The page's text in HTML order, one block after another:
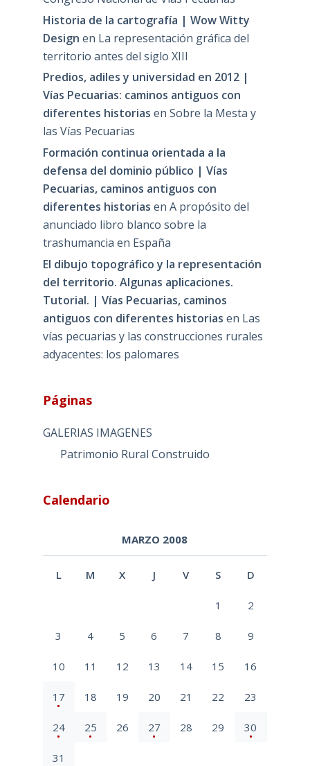
Historia de la cartografía | Wow Witty
Design en La representación gráfica del
territorio antes del siglo XIII
Predios, adiles y universidad en 2012 |
Vías Pecuarias: caminos antiguos con
diferentes historias en Sobre la Mesta y
las Vías Pecuarias
Formación continua orientada a la
defensa del dominio público | Vías
Pecuarias, caminos antiguos con
diferentes historias en A propósito del
anunciado libro blanco sobre la
trashumancia en España
El dibujo topográfico y la representación
del territorio. Algunas aplicaciones.
Tutorial. | Vías Pecuarias, caminos
antiguos con diferentes historias en Las
vías pecuarias y las construcciones rurales
adyacentes: los palomares
Páginas
GALERIAS IMAGENES
Patrimonio Rural Construido
Calendario
MARZO 2008
L M X J V S D
1 2
3 4 5 6 7 8 9
10 11 12 13 14 15 16
17 18 19 20 21 22 23
24 25 26 27 28 29 30
31